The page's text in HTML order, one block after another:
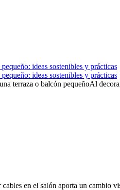
ideas sostenibles y prácticas
ideas sostenibles y prácticas
terraza o balcón pequeñoAl
en el salón aporta un cambio